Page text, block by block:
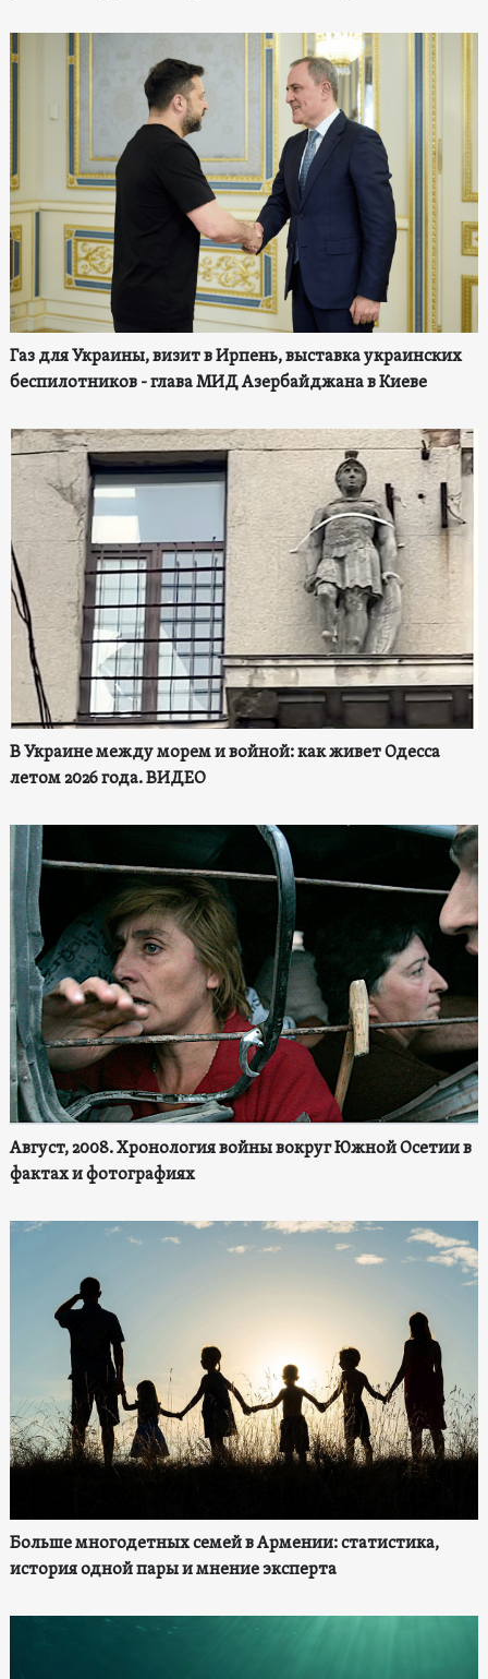
Газ для Украины, визит в Ирпень, выставка украинских
беспилотников - глава МИД Азербайджана в Киеве
В Украине между морем и войной: как живет Одесса
летом 2026 года. ВИДЕО
Август, 2008. Хронология войны вокруг Южной Осетии в
фактах и фотографиях
Больше многодетных семей в Армении: статистика,
история одной пары и мнение эксперта